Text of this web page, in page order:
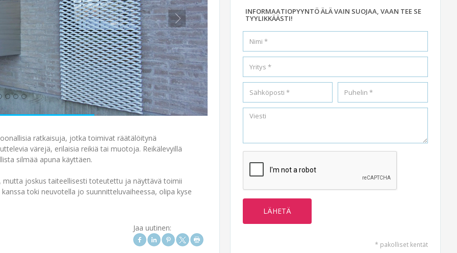
ratkaisuja, jotka toimivat räätälöitynä
värejä, erilaisia reikiä tai muotoja. Reikälevyillä
silmää apuna käyttäen.
joskus taiteellisesti toteutettu ja näyttävä toimii
toki neuvotella jo suunnitteluvaiheessa, olipa kyse
Jaa uutinen:
INFORMAATIOPYYNTÖ ÄLÄ VAIN SUOJAA, VAAN TEE SE
TYYLIKKÄÄSTI!
* pakolliset kentät